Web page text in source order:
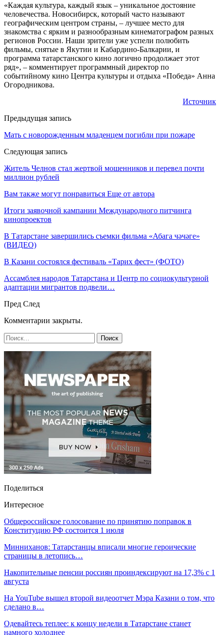
«Каждая культура, каждый язык – уникальное достояние
человечества. Новосибирск, который часто называют
географическим центром страны, – лучшее место для
знакомства с ярким и разнообразным кинематографом разных
регионов России. Наши зрители уже успели полюбить
фильмы, снятые в Якутии и Кабардино-Балкарии, и
программа татарстанского кино логично продолжает этот
ряд», – комментирует программный директор по
событийному кино Центра культуры и отдыха «Победа» Анна
Огородникова.
Источник
Предыдущая запись
Мать с новорожденным младенцем погибли при пожаре
Следующая запись
Житель Челнов стал жертвой мошенников и перевел почти
миллион рублей
Вам также могут понравиться Еще от автора
Итоги заявочной кампании Международного питчинга
кинопроектов
В Татарстане завершились съемки фильма «Абага чәчәге»
(ВИДЕО)
В Казани состоялся фестиваль «Тарих фест» (ФОТО)
Ассамблея народов Татарстана и Центр по социокультурной
адаптации мигрантов подвели…
Пред След
Комментарии закрыты.
Поделиться
Интересное
Общероссийское голосование по принятию поправок в
Конституцию РФ состоится 1 июля
Минниханов: Татарстанцы вписали многие героические
страницы в летопись…
Накопительные пенсии россиян проиндексируют на 17,3% с 1
августа
На YouTube вышел второй видеоотчет Мэра Казани о том, что
сделано в…
Одевайтесь теплее: к концу недели в Татарстане станет
намного холоднее